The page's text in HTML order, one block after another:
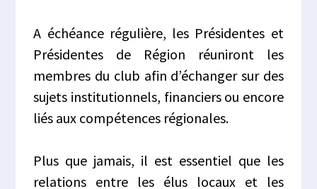
A échéance régulière, les Présidentes et
Présidentes de Région réuniront les
membres du club afin d’échanger sur des
sujets institutionnels, financiers ou encore
liés aux compétences régionales.
Plus que jamais, il est essentiel que les
relations entre les élus locaux et les